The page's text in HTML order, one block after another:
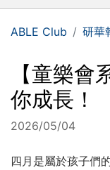
ABLE Club 研華
【童樂
你成長！
2026/05/04
四月是屬於孩子們